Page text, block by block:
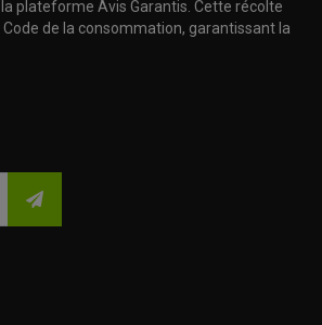
plateforme Avis Garantis. Cette récolte
de la consommation, garantissant la